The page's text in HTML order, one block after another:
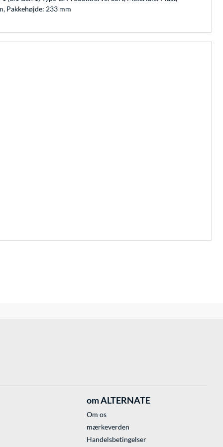
Pakkehøjde: 233 mm
om ALTERNATE
Om os
mærkeverden
Handelsbetingelser